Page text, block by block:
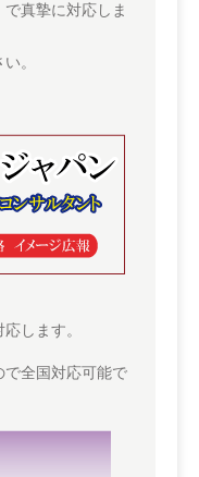
真摯に対応しま
。
します。
で全国対応可能で